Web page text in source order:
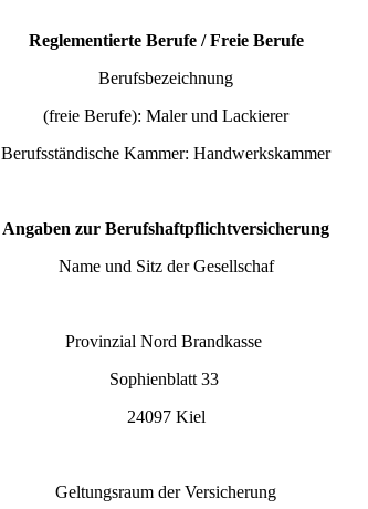
Reglementierte Berufe / Freie Berufe
Berufsbezeichnung
(freie Berufe): Maler und Lackierer
Berufsständische Kammer: Handwerkskammer
Angaben zur Berufshaftpflichtversicherung
Name und Sitz der Gesellschaf
Provinzial Nord Brandkasse
Sophienblatt 33
24097 Kiel
Geltungsraum der Versicherung